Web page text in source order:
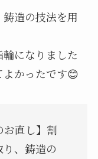
造の技法を用
になりました
かったです😊
直し】割
、鋳造の